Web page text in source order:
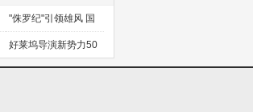
"侏罗纪"引领雄风 国
产片下旬逆袭
好莱坞导演新势力50
人上篇